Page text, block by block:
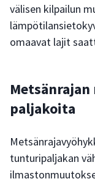
välisen kilpailun
omaavat lajit
paljakoita
tunturipaljakan